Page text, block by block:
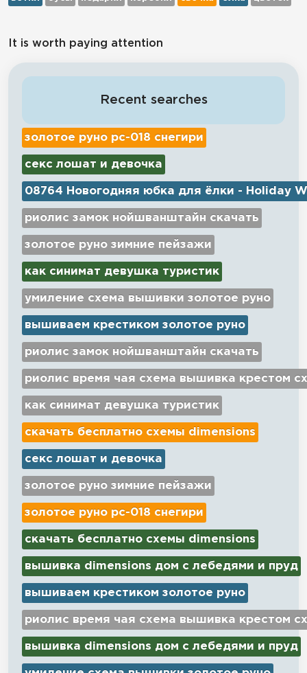
It is worth paying attention
Recent searches
золотое руно рс-018 снегири
секс лошат и девочка
08764 Новогодняя юбка для ёлки - Holiday
риолис замок нойшванштайн скачать
золотое руно зимние пейзажи
как синимат девушка туристик
умиление схема вышивки золотое руно
вышиваем крестиком золотое руно
риолис замок нойшванштайн скачать
риолис время чая схема вышивка крестом
как синимат девушка туристик
скачать бесплатно схемы dimensions
секс лошат и девочка
золотое руно зимние пейзажи
золотое руно рс-018 снегири
скачать бесплатно схемы dimensions
вышивка dimensions дом с лебедями и пруд
вышиваем крестиком золотое руно
риолис время чая схема вышивка крестом
вышивка dimensions дом с лебедями и пруд